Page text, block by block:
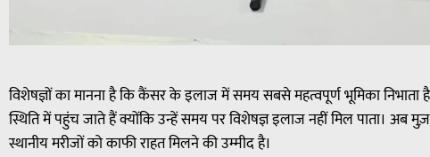
विशेषज्ञों का मानना है कि कैंसर के इलाज में समय सबसे महत्वपूर्ण भूमिका
स्थिति में पहुंच जाते हैं क्योंकि उन्हें समय पर विशेषज्ञ इलाज नहीं मिल पाता। अब
स्थानीय मरीजों को काफी राहत मिलने की उम्मीद है।